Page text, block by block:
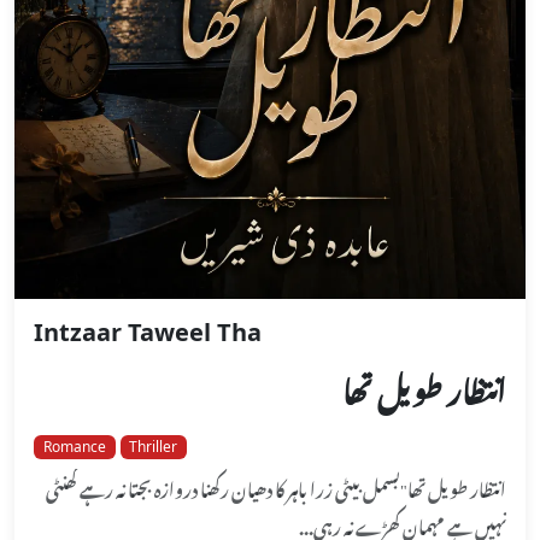
Intzaar Taweel Tha
انتظار طویل تھا
Romance Thriller
انتظار طویل تھا"بسمل بیٹی زرا باہر کا دھیان رکھنا دروازہ بجتا نہ رہے گھنٹی
نہیں ہے مہمان کھڑے نہ رہی...